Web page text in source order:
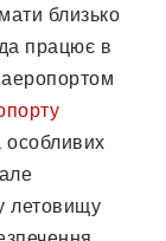
близько
працює в
особливих
летовищу